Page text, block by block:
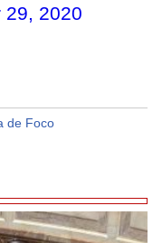
29, 2020
de Foco